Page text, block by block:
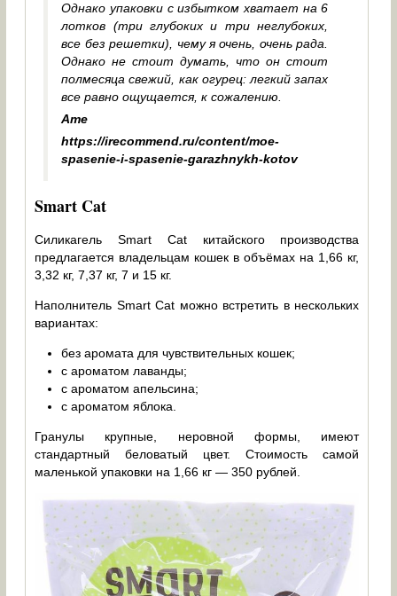
Однако упаковки с избытком хватает на 6
лотков (три глубоких и три неглубоких,
все без решетки), чему я очень, очень рада.
Однако не стоит думать, что он стоит
полмесяца свежий, как огурец: легкий запах
все равно ощущается, к сожалению.
Ame
https://irecommend.ru/content/moe-
spasenie-i-spasenie-garazhnykh-kotov
Smart Cat
Силикагель Smart Cat китайского производства
предлагается владельцам кошек в объёмах на 1,66 кг,
3,32 кг, 7,37 кг, 7 и 15 кг.
Наполнитель Smart Cat можно встретить в нескольких
вариантах:
без аромата для чувствительных кошек;
с ароматом лаванды;
с ароматом апельсина;
с ароматом яблока.
Гранулы крупные, неровной формы, имеют
стандартный беловатый цвет. Стоимость самой
маленькой упаковки на 1,66 кг — 350 рублей.